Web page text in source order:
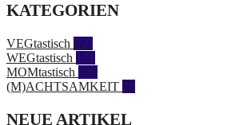
KATEGORIEN
VEGtastisch 559
WEGtastisch 171
MOMtastisch 328
(M)ACHTSAMKEIT 28
NEUE ARTIKEL